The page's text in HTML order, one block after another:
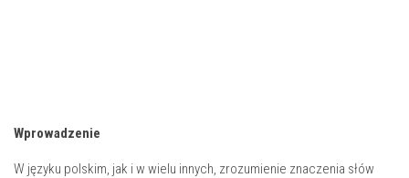
Wprowadzenie
W języku polskim, jak i w wielu innych, zrozumienie znaczenia słów